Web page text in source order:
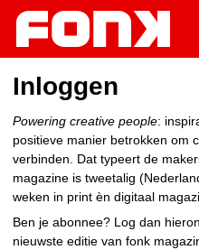
Inloggen
Powering creative people:
positieve manier betrokken om
verbinden. Dat typeert de
magazine is tweetalig
weken in print èn digitaal
Ben je abonnee? Log dan
nieuwste editie van fonk